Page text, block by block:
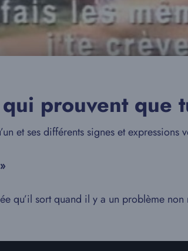
qui prouvent que
et ses différents signes et
qu’il sort quand il y a un problème